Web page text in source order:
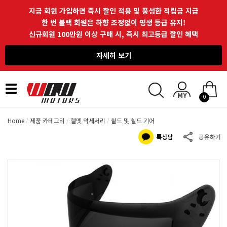
지금 회원 가입하면 즉시 할인 적용 및 풍성한 적립금 지급
한 번 블랙 회원은 하향 조정없이 평생 등급 유지!
신규회원 100만원 이상 구매 시, 즉시 최고등급 할인 혜택
자세히 보기
Toggle
navigation
0
Home 제품 카테고리 헬멧 악세서리 쉴드 및 쉴드 기어